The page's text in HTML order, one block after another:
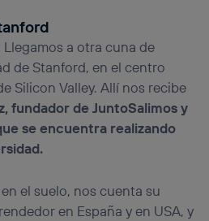
a otra cuna de
de Stanford, en el centro
Silicon Valley. Allí nos recibe
fundador de JuntoSalimos y
se encuentra realizando
el suelo, nos cuenta su
en España y en USA, y